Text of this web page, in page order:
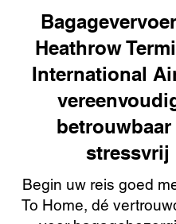
Heathrow
International
betrouwbaar
stressvrij
Begin uw reis goed
To Home, dé